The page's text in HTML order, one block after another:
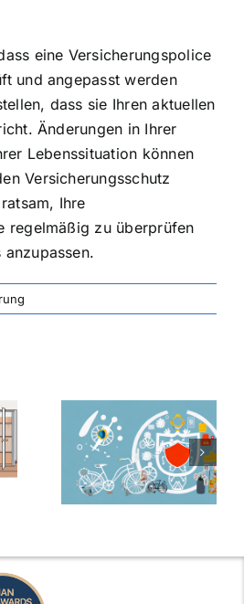
eine Versicherungspolice
und angepasst werden
dass sie Ihren aktuellen
Änderungen in Ihrer
Lebenssituation können
Versicherungsschutz
Ihre
regelmäßig zu überprüfen